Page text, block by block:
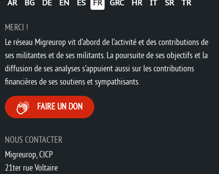
AR BG DE EN ES FR GRC HR IT SR TR
NOUS CONTACTER
Migreurop, CICP
21ter rue Voltaire
MERCI !
Le réseau Migreurop vit d’abord de l’activité et des contributions de
ses militantes et de ses militants. La poursuite de ses objectifs et la
diffusion de ses analyses s’appuient aussi sur les contributions
financières de ses soutiens et sympathisants.
FAIRE UN DON